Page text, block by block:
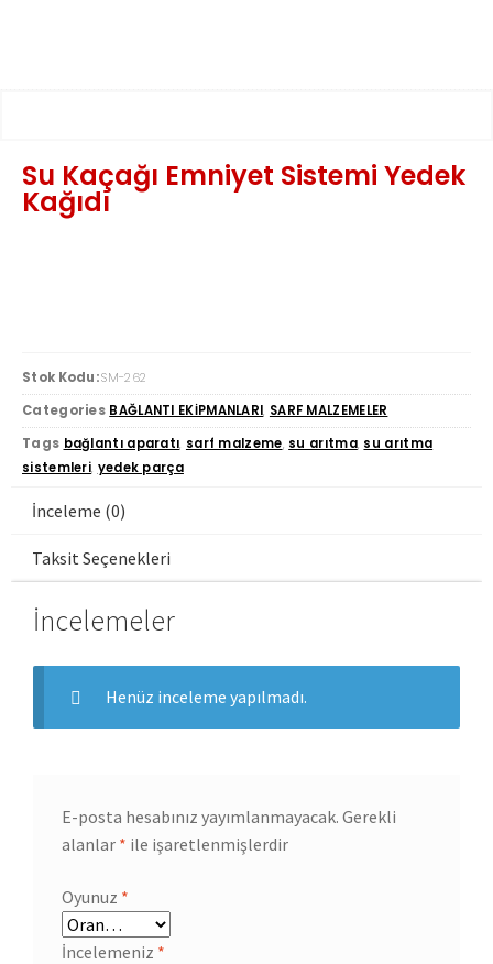
Su Kaçağı Emniyet Sistemi Yedek
Kağıdı
Stok Kodu:SM-262
Categories BAĞLANTI EKİPMANLARI, SARF MALZEMELER
Tags bağlantı aparatı, sarf malzeme, su arıtma, su arıtma
sistemleri, yedek parça
İnceleme (0)
Taksit Seçenekleri
İncelemeler
Henüz inceleme yapılmadı.
E-posta hesabınız yayımlanmayacak. Gerekli
alanlar * ile işaretlenmişlerdir
Oyunuz *
İncelemeniz *